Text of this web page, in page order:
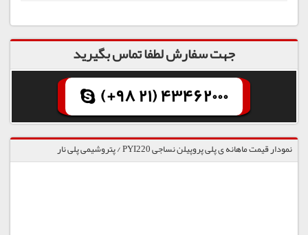
جهت سفارش لطفا تماس بگیرید
(+98 21) 43462000
نمودار قیمت ماهانه ی پلی پروپیلن نساجی PYI220 / پتروشیمی پلی نار